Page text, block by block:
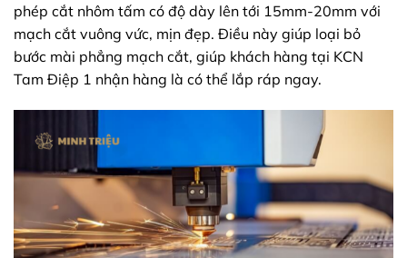
phép cắt nhôm tấm có độ dày lên tới 15mm-20mm với
mạch cắt vuông vức, mịn đẹp. Điều này giúp loại bỏ
bước mài phẳng mạch cắt, giúp khách hàng tại KCN
Tam Điệp 1 nhận hàng là có thể lắp ráp ngay.